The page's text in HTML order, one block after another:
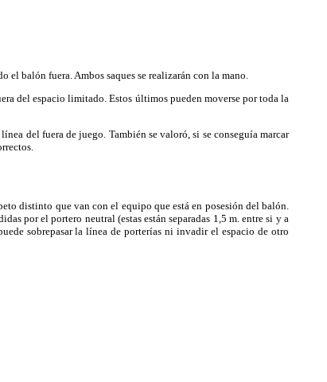
el balón fuera. Ambos saques se realizarán con la mano.
del espacio limitado. Estos últimos pueden moverse por toda la
del fuera de juego. También se valoró, si se conseguía marcar
distinto que van con el equipo que está en posesión del balón.
por el portero neutral (estas están separadas 1,5 m. entre si y a
sobrepasar la línea de porterías ni invadir el espacio de otro